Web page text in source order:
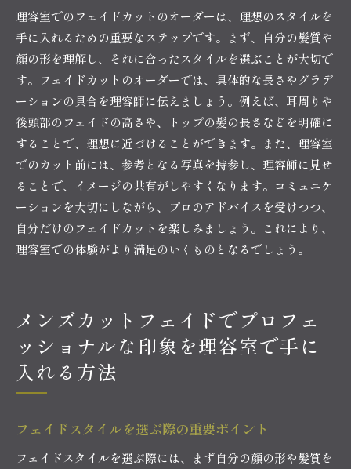
理容室でのフェイドカットのオーダーは、理想のスタイルを
手に入れるための重要なステップです。まず、自分の髪質や
顔の形を理解し、それに合ったスタイルを選ぶことが大切で
す。フェイドカットのオーダーでは、具体的な長さやグラデ
ーションの具合を理容師に伝えましょう。例えば、耳周りや
後頭部のフェイドの高さや、トップの髪の長さなどを明確に
することで、理想に近づけることができます。また、理容室
でのカット前には、参考となる写真を持参し、理容師に見せ
ることで、イメージの共有がしやすくなります。コミュニケ
ーションを大切にしながら、プロのアドバイスを受けつつ、
自分だけのフェイドカットを楽しみましょう。これにより、
理容室での体験がより満足のいくものとなるでしょう。
メンズカットフェイドでプロフェ
ッショナルな印象を理容室で手に
入れる方法
フェイドスタイルを選ぶ際の重要ポイント
フェイドスタイルを選ぶ際には、まず自分の顔の形や髪質を